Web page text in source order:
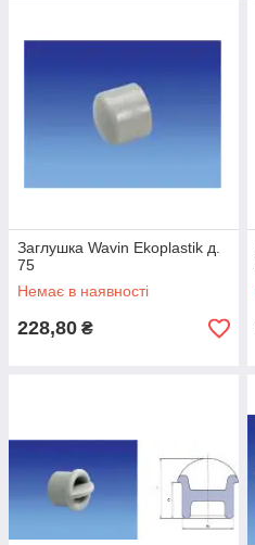
Заглушка Wavin Ekoplastik д.
75
Немає в наявності
228,80 ₴